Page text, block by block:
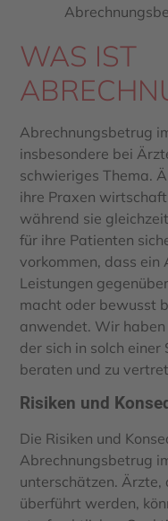
WAS IST
Abrechnungsbetrug
insbesondere bei
schwieriges Thema.
ihre Praxen
während sie
für ihre Patienten
vorkommen, dass ein
Leistungen
macht oder bewusst
anwendet. Wir haben
der sich in solch
beraten und zu
Risiken und
Die Risiken und
Abrechnungsbetrug
unterschätzen.
überführt werden,